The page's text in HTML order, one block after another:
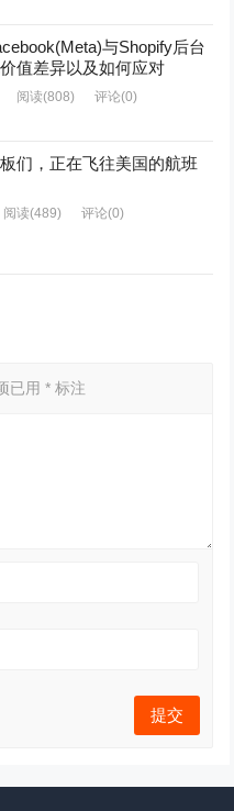
与Shopify后台
值差异以及如何应对
阅读(808) 评论(0)
们，正在飞往美国的航班
阅读(489) 评论(0)
已用* 标注